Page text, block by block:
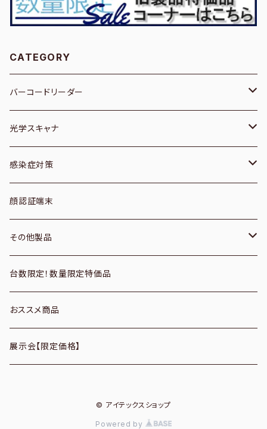
CATEGORY
バーコードリーダー
１次元／有線
１次元／無線
２次元／有線
２次元／無線
定置式
バーコードリーダーオプション
データコレクター
光学スキャナ
ブックスキャナー
フィルムスキャナ
プレパラートスキャナ
フラットベッドスキャナ
ドキュメントスキャナ
パスポートスキャナ
感染症対策
空調機器
サーモグラフィーカメラ
CO2モニター
アルコールディスペンサー
顔認証端末
その他製品
パソコン周辺機器
パソコンアクセサリ
台数限定！数量限定特価品
おススメ商品
展示会【限定価格】
© アイテックスショップ
Powered by